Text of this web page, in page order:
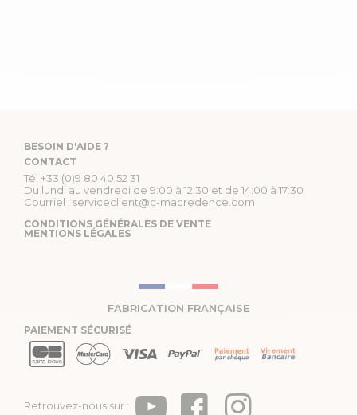
BESOIN D'AIDE ?
CONTACT
Tél +33 (0)9 80 40 52 31
Du lundi au vendredi de 9:00 à 12:30 et de 14:00 à 17:30
Courriel : serviceclient@c-macredence.com
CONDITIONS GÉNÉRALES DE VENTE
MENTIONS LÉGALES
FABRICATION FRANÇAISE
PAIEMENT SÉCURISÉ
Retrouvez-nous sur :